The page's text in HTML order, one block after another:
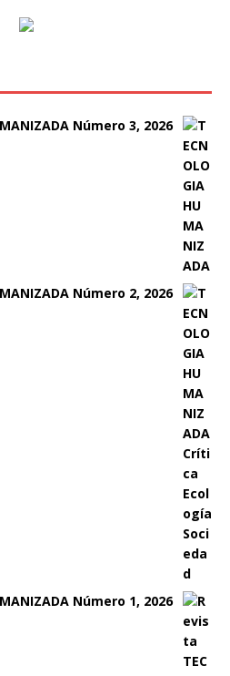
Número 3, 2026
Número 2, 2026
Número 1, 2026